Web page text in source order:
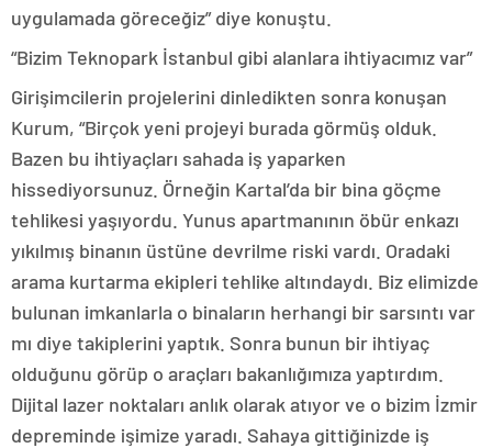
uygulamada göreceğiz” diye konuştu.
“Bizim Teknopark İstanbul gibi alanlara ihtiyacımız var”
Girişimcilerin projelerini dinledikten sonra konuşan
Kurum, “Birçok yeni projeyi burada görmüş olduk.
Bazen bu ihtiyaçları sahada iş yaparken
hissediyorsunuz. Örneğin Kartal’da bir bina göçme
tehlikesi yaşıyordu. Yunus apartmanının öbür enkazı
yıkılmış binanın üstüne devrilme riski vardı. Oradaki
arama kurtarma ekipleri tehlike altındaydı. Biz elimizde
bulunan imkanlarla o binaların herhangi bir sarsıntı var
mı diye takiplerini yaptık. Sonra bunun bir ihtiyaç
olduğunu görüp o araçları bakanlığımıza yaptırdım.
Dijital lazer noktaları anlık olarak atıyor ve o bizim İzmir
depreminde işimize yaradı. Sahaya gittiğinizde iş